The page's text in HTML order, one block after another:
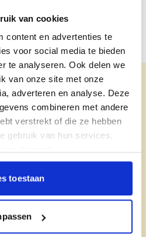
van cookies
content en advertenties te
voor social media te bieden
te analyseren. Ook delen we
van onze site met onze
adverteren en analyse. Deze
combineren met andere
verstrekt of die ze hebben
gebruik van hun services.
toestaan
en trailer
een ander verhaal dan de
en bak/trailer warmen
veel warmer. En dat
die daarin staan. Met
thermoboxenblijven je
koel. En dankzij onze
zeker dat je goederen op